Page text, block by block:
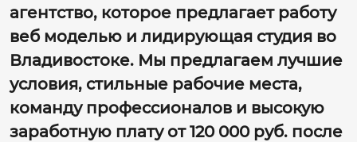
агентство, которое предлагает работу
веб моделью и лидирующая студия во
Владивостоке. Мы предлагаем лучшие
условия, стильные рабочие места,
команду профессионалов и высокую
заработную плату от 120 000 руб. после